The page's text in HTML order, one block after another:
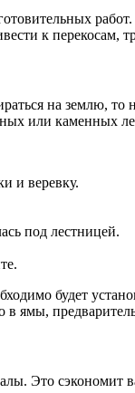
к
на землю,
или каменных
и веревку.
под лестницей.
будет
ямы,
Это сэкономит